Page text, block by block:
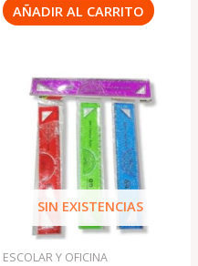
AÑADIR AL CARRITO
SIN EXISTENCIAS
ESCOLAR Y OFICINA